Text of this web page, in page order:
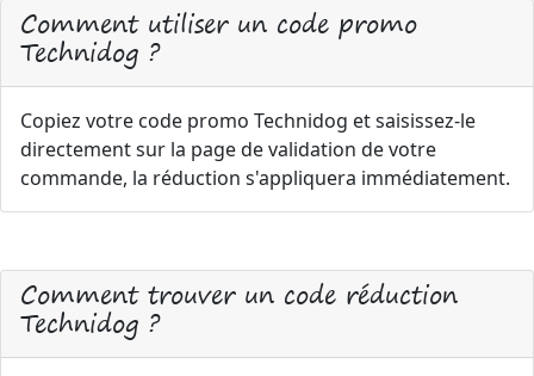
Comment utiliser un code promo
Technidog ?
Copiez votre code promo Technidog et saisissez-le
directement sur la page de validation de votre
commande, la réduction s'appliquera immédiatement.
Comment trouver un code réduction
Technidog ?